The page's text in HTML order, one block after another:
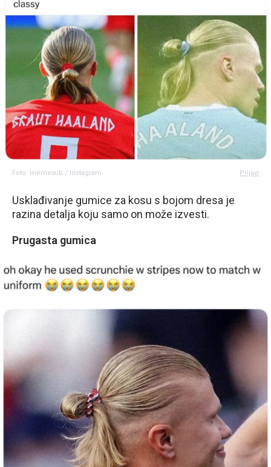
Foto: memexub / Instagram Prijavi
Usklađivanje gumice za kosu s bojom dresa je
razina detalja koju samo on može izvesti.
Prugasta gumica